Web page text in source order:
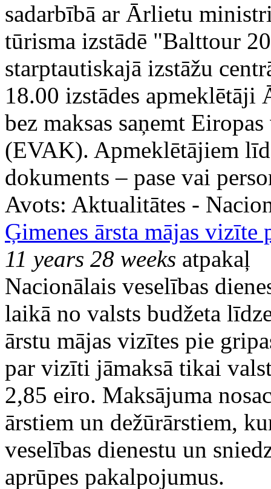
sadarbībā ar Ārlietu
tūrisma izstādē "Balttour
starptautiskajā izstāžu
18.00 izstādes apmeklētāji
bez maksas saņemt
(EVAK). Apmeklētājiem
dokuments – pase vai
Avots: Aktualitātes -
Ģimenes ārsta mājas
11 years 28 weeks atpakaļ
Nacionālais veselības
laikā no valsts budžeta
ārstu mājas vizītes pie
par vizīti jāmaksā tikai
2,85 eiro. Maksājuma
ārstiem un dežūrārstiem,
veselības dienestu un
aprūpes pakalpojumus.